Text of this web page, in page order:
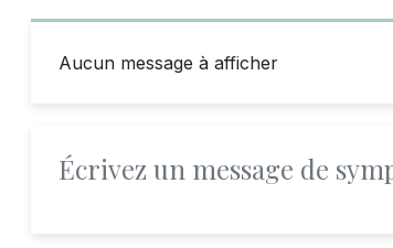
Aucun message à afficher
Écrivez un message de